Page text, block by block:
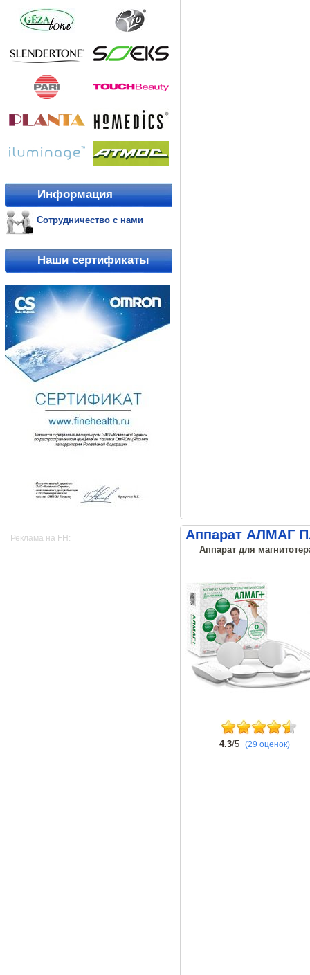
Информация
Сотрудничество с нами
Наши сертификаты
Реклама на FH: Аппарат АЛМАГ
Аппарат для
4.3/5 (29 оценок)